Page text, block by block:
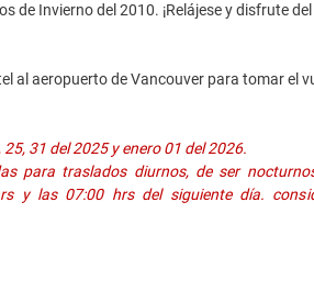
de Invierno del 2010. ¡Relájese y disfrute
al aeropuerto de Vancouver para tomar el
31 del 2025 y enero 01 del 2026.
para traslados diurnos, de ser
y las 07:00 hrs del siguiente día.